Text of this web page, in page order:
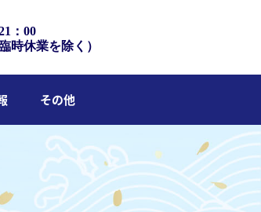
：00
時休業を除く）
その他